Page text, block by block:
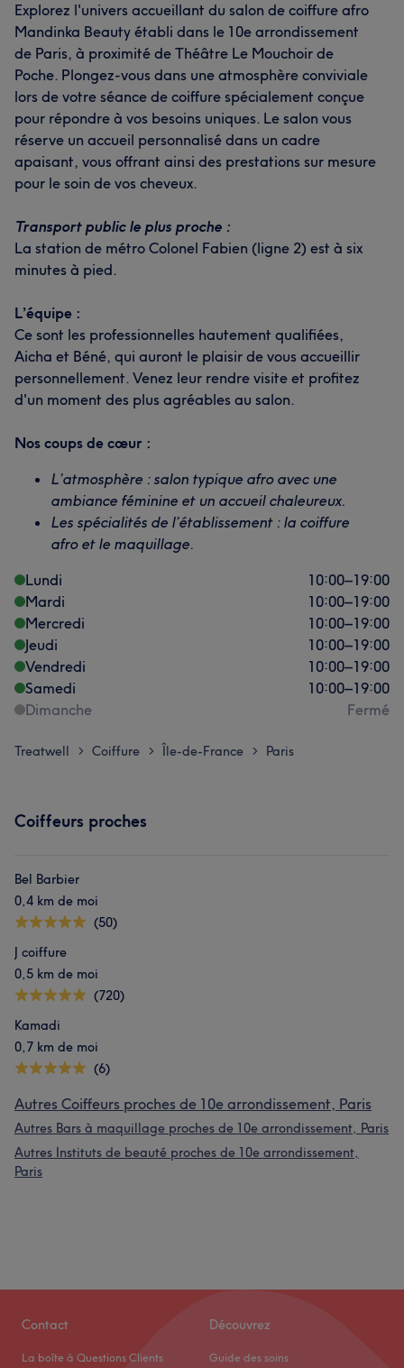
Explorez l'univers accueillant du salon de coiffure afro
Mandinka Beauty établi dans le 10e arrondissement
de Paris, à proximité de Théâtre Le Mouchoir de
Poche. Plongez-vous dans une atmosphère conviviale
lors de votre séance de coiffure spécialement conçue
pour répondre à vos besoins uniques. Le salon vous
réserve un accueil personnalisé dans un cadre
apaisant, vous offrant ainsi des prestations sur mesure
pour le soin de vos cheveux.
Transport public le plus proche :
La station de métro Colonel Fabien (ligne 2) est à six
minutes à pied.
L’équipe :
Ce sont les professionnelles hautement qualifiées,
Aicha et Béné, qui auront le plaisir de vous accueillir
personnellement. Venez leur rendre visite et profitez
d'un moment des plus agréables au salon.
Nos coups de cœur :
L’atmosphère : salon typique afro avec une
ambiance féminine et un accueil chaleureux.
Les spécialités de l’établissement : la coiffure
afro et le maquillage.
Lundi
10:00–19:00
Mardi
10:00–19:00
Mercredi
10:00–19:00
Jeudi
10:00–19:00
Vendredi
10:00–19:00
Samedi
10:00–19:00
Dimanche
Fermé
Treatwell > Coiffure > Île-de-France > Paris
Coiffeurs proches
Bel Barbier
0,4 km de moi
(50)
J coiffure
0,5 km de moi
(720)
Kamadi
0,7 km de moi
(6)
Autres Coiffeurs proches de 10e arrondissement, Paris
Autres Bars à maquillage proches de 10e arrondissement, Paris
Autres Instituts de beauté proches de 10e arrondissement,
Paris
Contact
La boîte à Questions Clients
Découvrez
Guide des soins